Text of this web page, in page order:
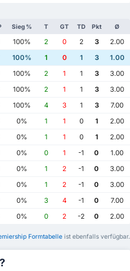
Sieg % T GT TD Pkt Ø
100% 2 0 2 3
2.00
100% 1 0 1 3
1.00
100% 2 1 1 3
3.00
100% 2 1 1 3
3.00
100% 4 3 1 3
7.00
0% 1 1 0 1
2.00
0% 1 1 0 1
2.00
0% 0 1 -1 0
1.00
0% 1 2 -1 0
3.00
0% 1 2 -1 0
3.00
0% 3 4 -1 0
7.00
0% 0 2 -2 0 2.00
Formtabelle ist ebenfalls verfügbar.